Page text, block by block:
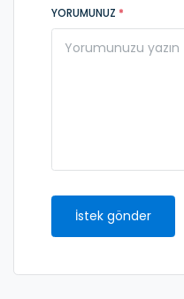
YORUMUNUZ *
İstek gönder